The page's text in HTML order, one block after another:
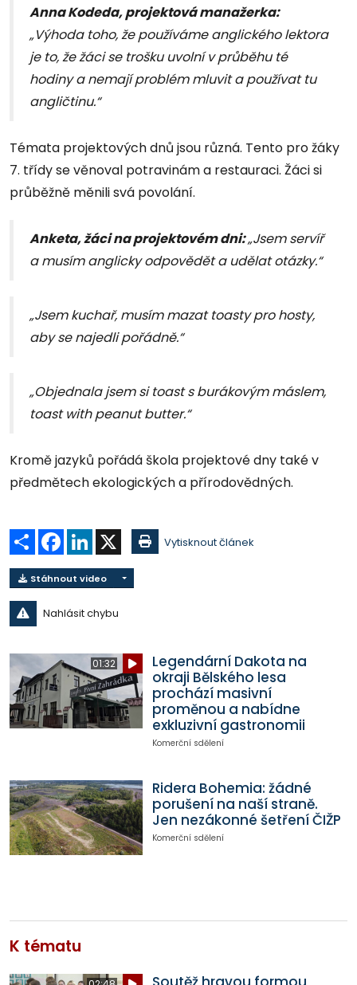
Anna Kodeda, projektová manažerka:
„Výhoda toho, že používáme anglického lektora
je to, že žáci se trošku uvolní v průběhu té
hodiny a nemají problém mluvit a používat tu
angličtinu.“
Témata projektových dnů jsou různá. Tento pro žáky
7. třídy se věnoval potravinám a restauraci. Žáci si
průběžně měnili svá povolání.
Anketa, žáci na projektovém dni:„Jsem servíř
a musím anglicky odpovědět a udělat otázky.“
„Jsem kuchař, musím mazat toasty pro hosty,
aby se najedli pořádně.“
„Objednala jsem si toast s burákovým máslem,
toast with peanut butter.“
Kromě jazyků pořádá škola projektové dny také v
předmětech ekologických a přírodovědných.
Sdílet Facebook
LinkedIn Vytisknout článek
Stáhnout video
Nahlásit chybu
01:32
Legendární Dakota na
okraji Bělského lesa
prochází masivní
proměnou a nabídne
exkluzivní gastronomii
Komerční sdělení
Ridera Bohemia: žádné
porušení na naší straně.
Jen nezákonné šetření ČIŽP
Komerční sdělení
K tématu